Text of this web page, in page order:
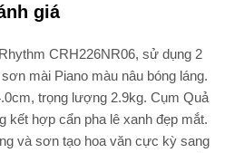
giá
CRH226NR06, sử dụng 2
mài Piano màu nâu bóng láng.
trọng lượng 2.9kg. Cụm Quả
kết hợp cẩn pha lê xanh đẹp mắt.
và sơn tạo hoa văn cực kỳ sang